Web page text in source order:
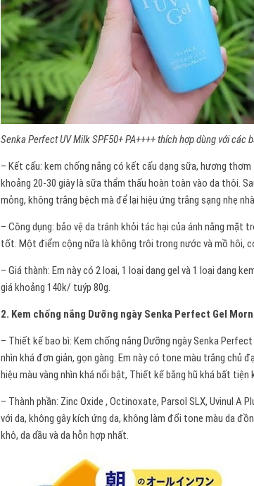
Senka Perfect UV Milk SPF50+ PA++++ thích hợp dùng với các
– Kết cấu: kem chống nắng có kết cấu dạng sữa, hương
khoảng 20-30 giây là sữa thẩm thấu hoàn toàn vào da thôi.
mỏng, không trắng bệch mà để lại hiệu ứng trắng sạng nhẹ
– Công dụng: bảo vệ da tránh khỏi tác hại của ánh nắng mặt
tốt. Một điểm cộng nữa là không trôi trong nước và mồ hôi,
– Giá thành: Em này có 2 loại, 1 loại dạng gel và 1 loại dạng
giá khoảng 140k/ tuýp 80g.
2. Kem chống nắng Dưỡng ngày Senka Perfect Gel
– Thiết kế bao bì: Kem chống nắng Dưỡng ngày Senka
nhìn khá đơn giản, gọn gàng. Em này có tone màu trắng
hiệu màu vàng nhìn khá nổi bật, Thiết kế bằng hũ khá bất tiện
– Thành phần: Zinc Oxide , Octinoxate, Parsol SLX, Uvinul A
với da, không gây kích ứng da, không làm đổi tone màu da
khô, da dầu và da hỗn hợp nhất.